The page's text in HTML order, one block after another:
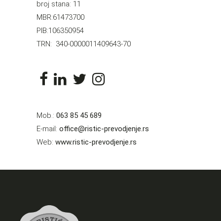
broj stana: 11
MBR:61473700
PIB:106350954
TRN: 340-0000011409643-70
Mob.: 063 85 45 689
E-mail: office@ristic-prevodjenje.rs
Web: www.ristic-prevodjenje.rs